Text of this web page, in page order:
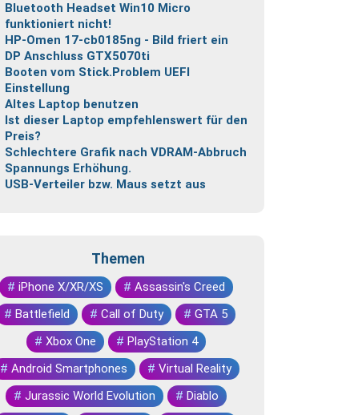
Bluetooth Headset Win10 Micro
funktioniert nicht!
HP-Omen 17-cb0185ng - Bild friert ein
DP Anschluss GTX5070ti
Booten vom Stick.Problem UEFI
Einstellung
Altes Laptop benutzen
Ist dieser Laptop empfehlenswert für den
Preis?
Schlechtere Grafik nach VDRAM-Abbruch
Spannungs Erhöhung.
USB-Verteiler bzw. Maus setzt aus
Themen
# iPhone X/XR/XS # Assassin's Creed
#Battlefield #Call of Duty #GTA 5
# Xbox One # PlayStation 4
#Android Smartphones #Virtual Reality
# Jurassic World Evolution # Diablo